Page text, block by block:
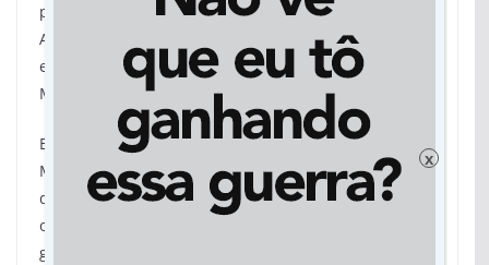
palestras, cursos e publicações, incluindo a Revista
Arandu. O Grupo Literário Arandu também está
envolvido na organização da Feira da Literatura de
Mato Grosso do Sul (FELIT-MS).
Em resumo, ao ler “Crônicas das Lendas
Metropolitanas”, você não está apenas lendo um livro
de entretenimento, está entrando em contato com a
obra de um autor que é, ao mesmo tempo, um
guardião da história de sua região e um mestre na
x